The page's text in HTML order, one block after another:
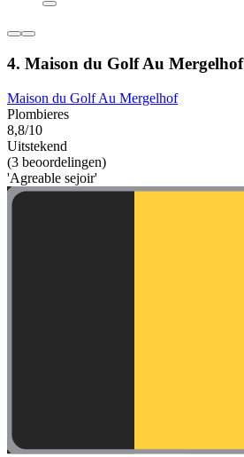
4. Maison du Golf Au Mergelhof
Maison du Golf Au Mergelhof
Plombieres
8,8/10
Uitstekend
(3 beoordelingen)
'Agreable sejoir'